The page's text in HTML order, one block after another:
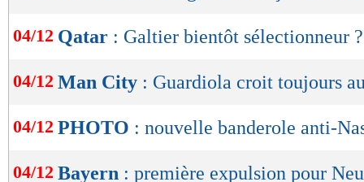
OK
04/12 Qatar : Galtier bientôt sélectionneur ?
04/12 Man City : Guardiola croit toujours
04/12 PHOTO : nouvelle banderole anti-
04/12 Bayern : première expulsion pour